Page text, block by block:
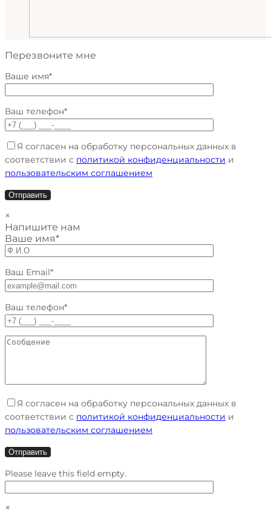
Перезвоните мне
Ваше имя*
Ваш телефон*
Я согласен на обработку персональных данных в
соответствии с политикой конфиденциальности и
пользовательским соглашением
×
Напишите нам
Ваше имя*
Ваш Email*
Ваш телефон*
Я согласен на обработку персональных данных в
соответствии с политикой конфиденциальности и
пользовательским соглашением
Please leave this field empty.
×